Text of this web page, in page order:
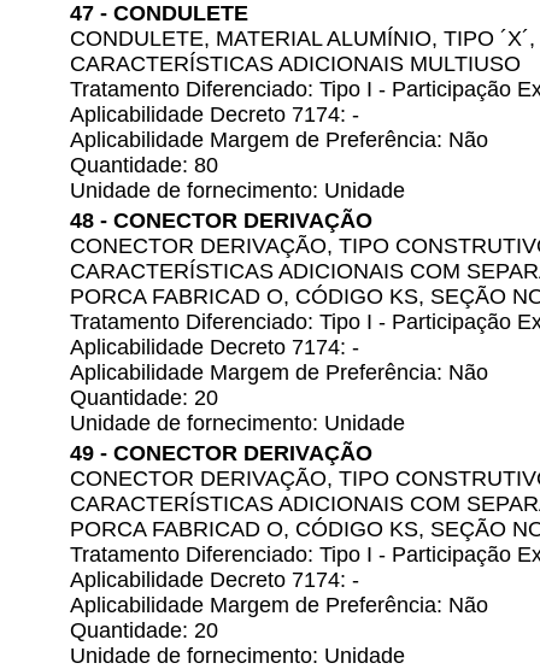
47 - CONDULETE
CONDULETE, MATERIAL ALUMÍNIO, TIPO
CARACTERÍSTICAS ADICIONAIS MULTIUSO
Tratamento Diferenciado: Tipo I - Participação
Aplicabilidade Decreto 7174: -
Aplicabilidade Margem de Preferência: Não
Quantidade: 80
Unidade de fornecimento: Unidade
48 - CONECTOR DERIVAÇÃO
CONECTOR DERIVAÇÃO, TIPO
CARACTERÍSTICAS ADICIONAIS COM
PORCA FABRICAD O, CÓDIGO KS, SEÇÃO
Tratamento Diferenciado: Tipo I - Participação
Aplicabilidade Decreto 7174: -
Aplicabilidade Margem de Preferência: Não
Quantidade: 20
Unidade de fornecimento: Unidade
49 - CONECTOR DERIVAÇÃO
CONECTOR DERIVAÇÃO, TIPO
CARACTERÍSTICAS ADICIONAIS COM
PORCA FABRICAD O, CÓDIGO KS, SEÇÃO
Tratamento Diferenciado: Tipo I - Participação
Aplicabilidade Decreto 7174: -
Aplicabilidade Margem de Preferência: Não
Quantidade: 20
Unidade de fornecimento: Unidade